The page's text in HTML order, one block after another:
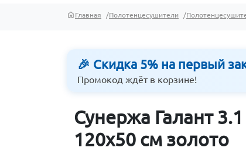
Главная Полотенцесушители
🎉 Скидка 5% на первый
Промокод ждёт в корзине!
Сунержа Галант
120х50 см золото